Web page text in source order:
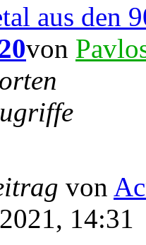
aus den
von
von
14:31